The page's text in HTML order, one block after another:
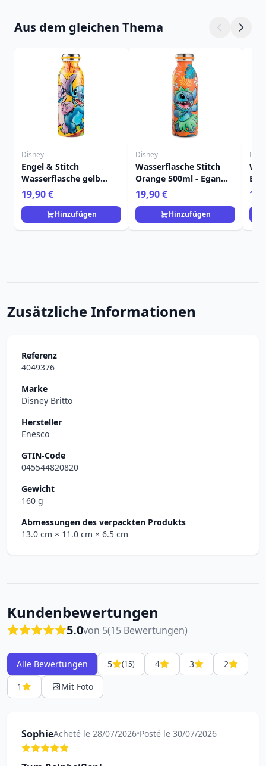
Aus dem gleichen Thema
Disney
Engel & Stitch
Wasserflasche gelb
500ml - Egan Disney
Home
19,90 €
Hinzufügen
Disney
Wasserflasche Stitch
Orange 500ml - Egan
Disney Home
19,90 €
Hinzufügen
Zusätzliche Informationen
Referenz
4049376
Marke
Disney Britto
Hersteller
Enesco
GTIN-Code
045544820820
Gewicht
160 g
Abmessungen des verpackten Produkts
13.0 cm × 11.0 cm × 6.5 cm
Kundenbewertungen
5.0von 5(15 Bewertungen)
Alle Bewertungen 5 (15) 4 3
2
1
Mit Foto
SophieAcheté le 28/07/2026•Posté le 30/07/2026